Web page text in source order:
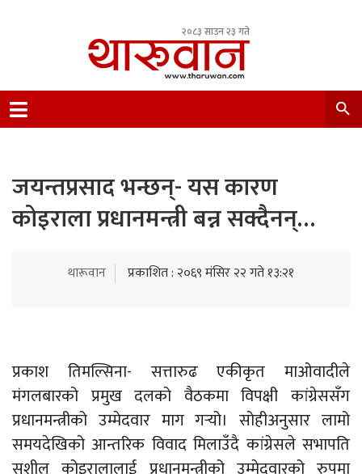
२०८३ साउन २३ गते
Nepal.
जयन्तप्रसाद भन्छन्- यस कारण
कोइराला प्रधानमन्त्री बन्न सक्दैनन्…
थारूवान प्रकाशित : २०६९ मंसिर २२ गते १३:२१
प्रकाश तिमल्सिना- सत्तारुढ एकीकृत माओवादीले
मंगलबारको प्रमुख दलको वैठकमा विपक्षी कांग्रेससँग
प्रधानमन्त्रीको उम्मेदवार माग गर्‍यो। सोहीअनुसार लामो
समयदेखिको आन्तरिक विवाद मिलाउँदै कांग्रेसले सभापति